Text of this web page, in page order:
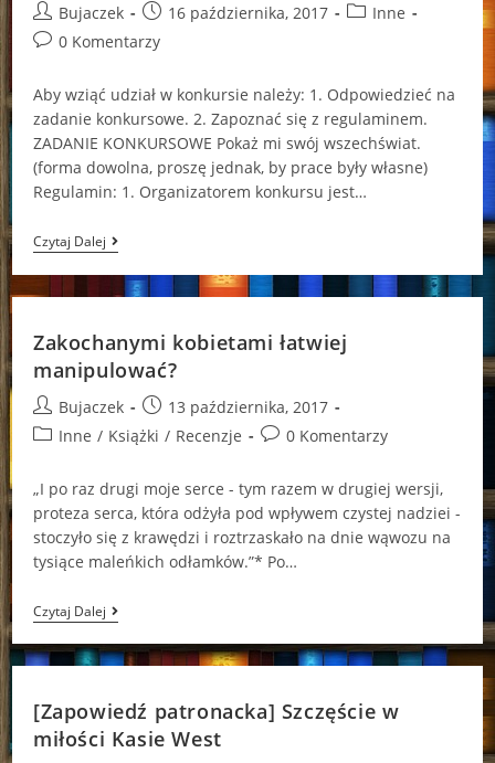
Post
author:
Bujaczek
Post
published:
16 października, 2017
PostInne
Post0 Komentarzy
Aby wziąć udział w konkursie należy: 1. Odpowiedzieć na
zadanie konkursowe. 2. Zapoznać się z regulaminem.
ZADANIE KONKURSOWE Pokaż mi swój wszechświat.
(forma dowolna, proszę jednak, by prace były własne)
Regulamin: 1. Organizatorem konkursu jest…
Czytaj DalejKonkurs:
Pokaż
Mi
Swój
Zakochanymi kobietami łatwiej
manipulować?
Post
author:
Bujaczek
Post
published:
13 października, 2017
PostInne / Książki / Recenzje
Post0 Komentarzy
„I po raz drugi moje serce - tym razem w drugiej wersji,
proteza serca, która odżyła pod wpływem czystej nadziei -
stoczyło się z krawędzi i roztrzaskało na dnie wąwozu na
tysiące maleńkich odłamków.”* Po…
Czytaj DalejZakochanymi
Kobietami
Łatwiej
Manipulować?
[Zapowiedź patronacka] Szczęście w
miłości Kasie West